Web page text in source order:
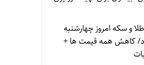
و سکه امروز چهارشنبه
کاهش همه قیمت ها +